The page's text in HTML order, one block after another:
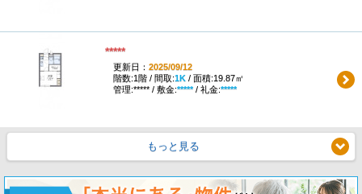
*****
更新日： 2025/09/12
階数:1階 / 間取:1K/ 面積:19.87㎡
管理:***** / 敷金:*****/ 礼金:*****
もっと見る